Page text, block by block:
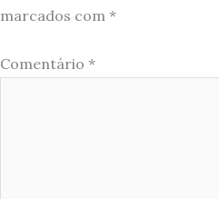
marcados com *
Comentário *